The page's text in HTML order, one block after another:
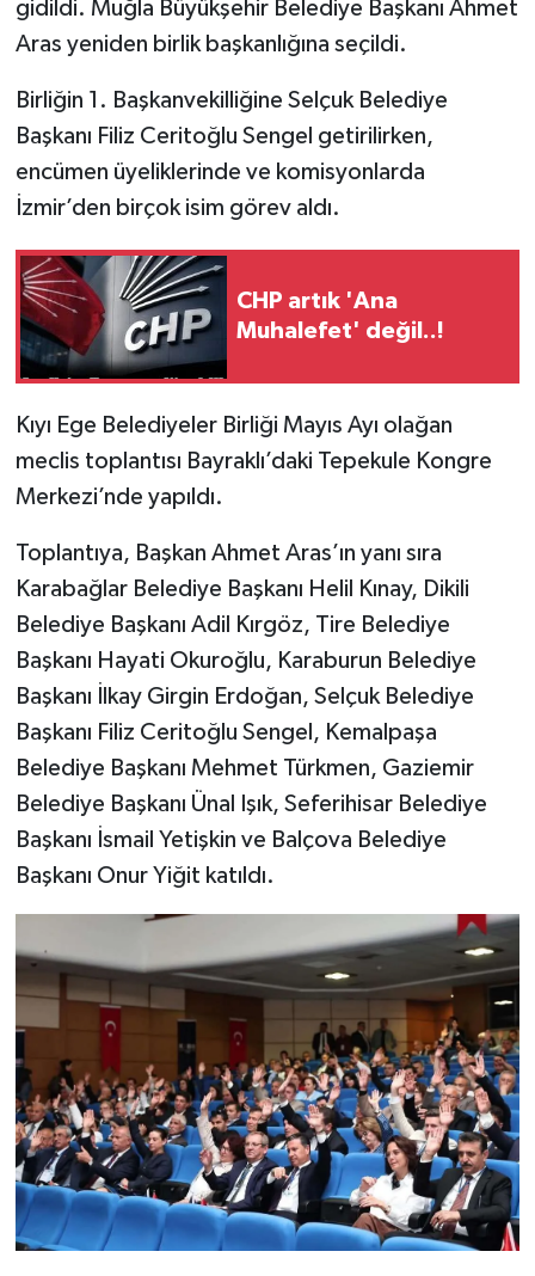
gidildi. Muğla Büyükşehir Belediye Başkanı Ahmet
Aras yeniden birlik başkanlığına seçildi.
Birliğin 1. Başkanvekilliğine Selçuk Belediye
Başkanı Filiz Ceritoğlu Sengel getirilirken,
encümen üyeliklerinde ve komisyonlarda
İzmir’den birçok isim görev aldı.
CHP artık 'Ana
Muhalefet' değil..!
Kıyı Ege Belediyeler Birliği Mayıs Ayı olağan
meclis toplantısı Bayraklı’daki Tepekule Kongre
Merkezi’nde yapıldı.
Toplantıya, Başkan Ahmet Aras’ın yanı sıra
Karabağlar Belediye Başkanı Helil Kınay, Dikili
Belediye Başkanı Adil Kırgöz, Tire Belediye
Başkanı Hayati Okuroğlu, Karaburun Belediye
Başkanı İlkay Girgin Erdoğan, Selçuk Belediye
Başkanı Filiz Ceritoğlu Sengel, Kemalpaşa
Belediye Başkanı Mehmet Türkmen, Gaziemir
Belediye Başkanı Ünal Işık, Seferihisar Belediye
Başkanı İsmail Yetişkin ve Balçova Belediye
Başkanı Onur Yiğit katıldı.